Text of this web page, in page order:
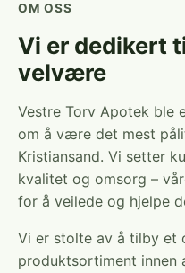
OM OSS
Vi er dedikert
velvære
Vestre Torv Apotek ble
om å være det mest
Kristiansand. Vi setter
kvalitet og omsorg –
for å veilede og hjelpe
Vi er stolte av å tilby et
produktsortiment